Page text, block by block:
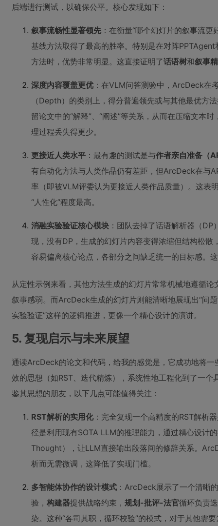
后端进行测试，以确保公平。核心发现如下：
叙事流畅性显著领先 ：在衡量“哪个幻灯片的叙事流
基线方法取得了最高的胜率。特别是在对阵
方法时，优势非常明显。这直接证明了话语树和叙事
深度内容覆盖更优 ：在VLM问答测验中，ArcDeck在
（Depth）的类别上，得分普遍领先或与其他最优方
留论文中的“解释”、“阐述”等关系，从而在压缩文本
理过程丢失得更少。
更接近人类水平 ：最有趣的测试是与作者亲自准备（
有自动化方法与人类作品仍有差距，但ArcDeck在与
率（即被VLM评委认为更接近人类作品质量）。这表
“人性化”程度最高。
消融实验验证核心模块 ：团队去掉了话语解析器（
现，没有DP，生成的幻灯片内容变得浓缩但结构松
容易偏离核心论点，各部分之间缺乏统一的目标感。
从定性示例来看，其他方法生成的幻灯片常常机械地遵循
叙事感弱。而ArcDeck生成的幻灯片则能清晰地展现出“问
实验验证”这样的逻辑推进，更像一个精心设计的演讲。
5. 复现启示与未来展望
通读ArcDeck的论文和代码，给我的感觉是，它成功地将
效的思想（如RST、迭代精炼），系统性地工程化到了一
鉴其思想的朋友，以下几点可能值得关注：
RST解析的实用化：完全复现一个高精度的RST解析
径是利用现有SOTA LLM的推理能力，通过精心设计
Thought），让LLM直接输出段落间的修辞关系。
析而无需微调，这降低了实现门槛。
多智能体协作的设计模式 ：ArcDeck展示了一个清晰
验， 构建器提供战略约束， 规划-批评-法官循环负责
染。这种“各司其职，循环校验”的模式，对于其他需